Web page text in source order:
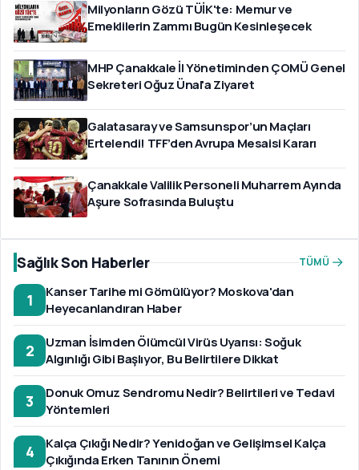
Milyonların Gözü TÜİK'te: Memur ve
Emeklilerin Zammı Bugün Kesinleşecek
MHP Çanakkale İl Yönetiminden ÇOMÜ Genel
Sekreteri Oğuz Ünal'a Ziyaret
Galatasaray ve Samsunspor’un Maçları
Ertelendi! TFF’den Avrupa Mesaisi Kararı
Çanakkale Valilik Personeli Muharrem Ayında
Aşure Sofrasında Buluştu
Sağlık Son Haberler TÜMÜ
1
Kanser Tarihe mi Gömülüyor? Moskova'dan
Heyecanlandıran Haber
2
Uzman İsimden Ölümcül Virüs Uyarısı: Soğuk
Algınlığı Gibi Başlıyor, Bu Belirtilere Dikkat
3
Donuk Omuz Sendromu Nedir? Belirtileri ve Tedavi
Yöntemleri
4
Kalça Çıkığı Nedir? Yenidoğan ve Gelişimsel Kalça
Çıkığında Erken Tanının Önemi